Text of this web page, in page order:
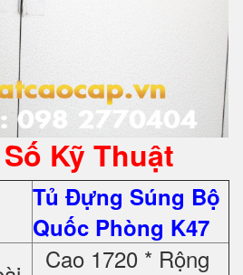
Kỹ Thuật
Tủ Đựng Súng Bộ
Quốc Phòng K47
Cao 1720 * Rộng